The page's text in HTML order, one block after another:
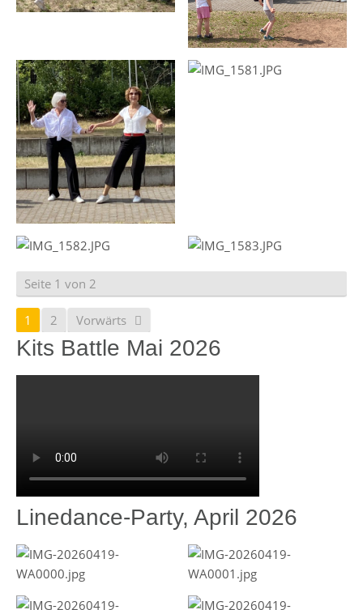
Seite 1 von 2
1 2 Vorwärts
Kits Battle Mai 2026
Linedance-Party, April 2026